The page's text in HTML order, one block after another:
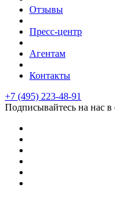
Отзывы
Пресс-центр
Агентам
Контакты
+7 (495) 223-48-91
Подписывайтесь на нас в